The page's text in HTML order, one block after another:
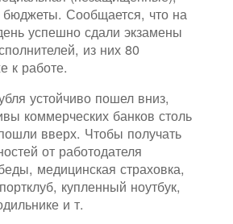
Сообщается, что на
успешно сдали экзамены
из них 80
к работе.
устойчиво пошел вниз,
коммерческих банков столь
вверх. Чтобы получать
от работодателя
медицинская страховка,
купленный ноутбук,
и т.